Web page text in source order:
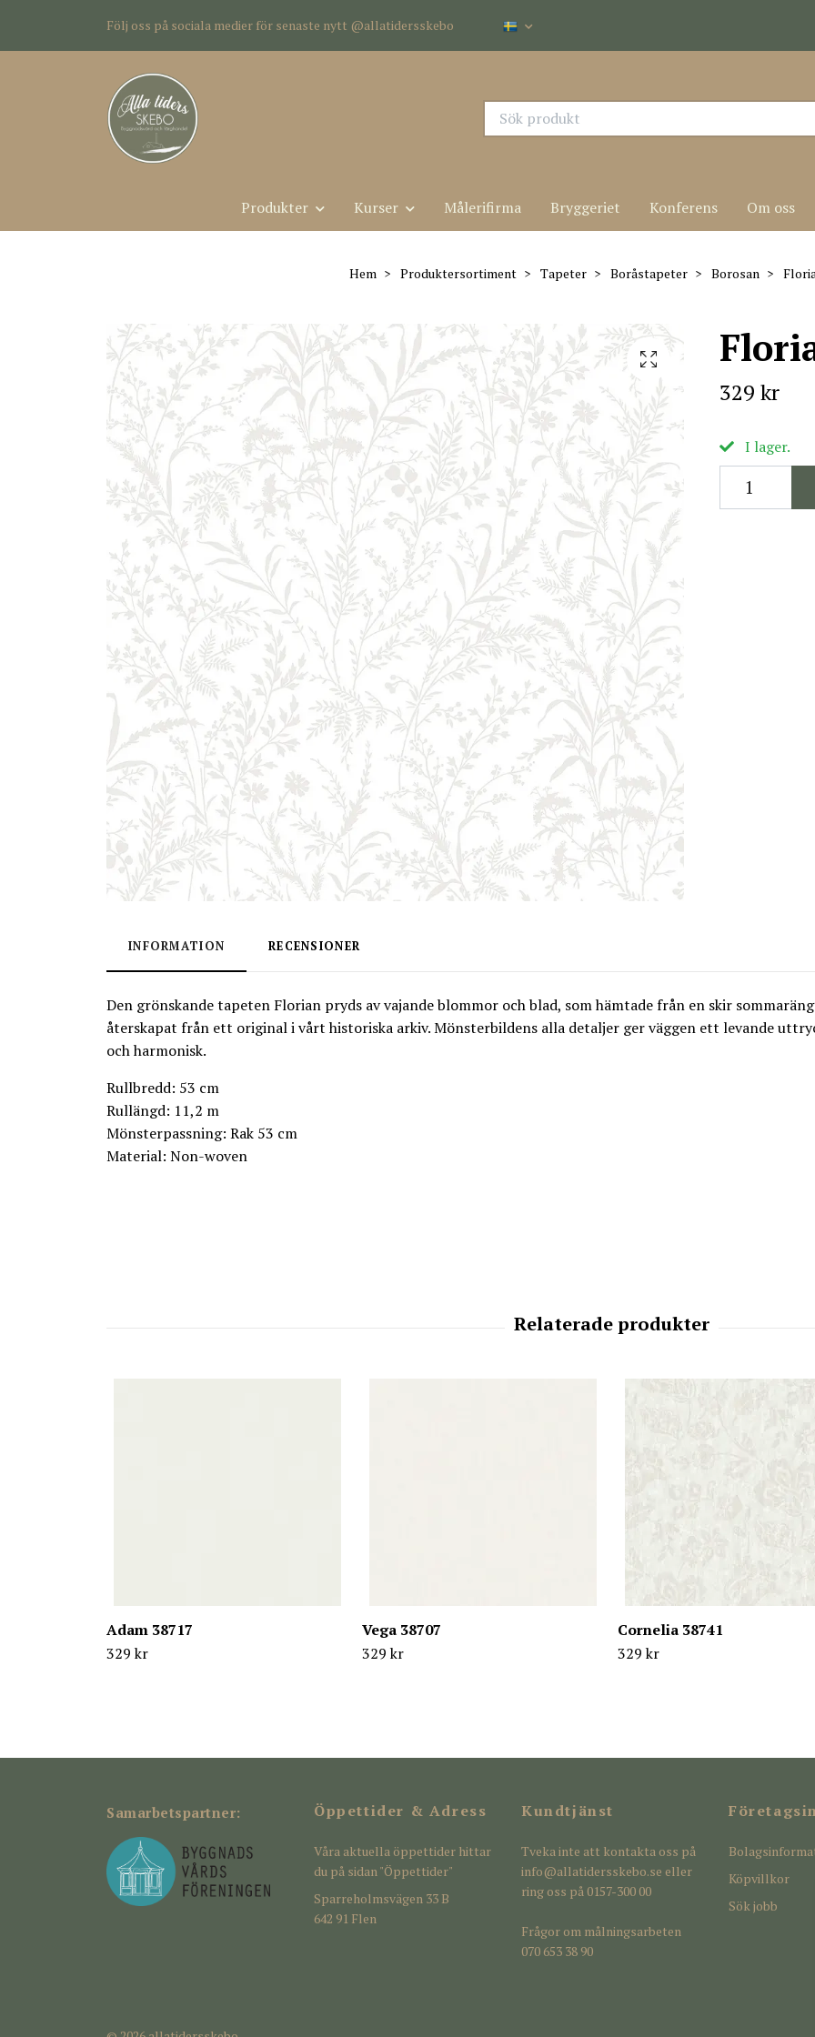
Följ oss på sociala medier för senaste nytt @allatidersskebo
Produkter Kurser Målerifirma Bryggeriet Konferens Om oss
Hem Produktersortiment Tapeter Boråstapeter Borosan
329 kr
I lager.
INFORMATION RECENSIONER
Den grönskande tapeten Florian pryds av vajande blommor och blad, som hämtade från en skir
återskapat från ett original i vårt historiska arkiv. Mönsterbildens alla detaljer ger väggen ett levande
och harmonisk.
Rullbredd: 53 cm
Rullängd: 11,2 m
Mönsterpassning: Rak 53 cm
Material: Non-woven
Adam 38717
329 kr
Vega 38707
329 kr
Cornelia 38741
329 kr
Samarbetspartner: Öppettider & Adress
Våra aktuella öppettider hittar
du på sidan "Öppettider"
Sparreholmsvägen 33 B
642 91 Flen
Kundtjänst
Tveka inte att kontakta oss på
info@allatidersskebo.se eller
ring oss på 0157-300 00
Frågor om målningsarbeten
070 653 38 90
Köpvillkor
Sök jobb